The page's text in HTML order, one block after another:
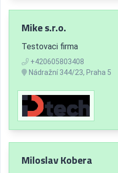
Mike s.r.o.
Testovaci firma
+420605803408
Nádražní 344/23, Praha 5
Miloslav Kobera